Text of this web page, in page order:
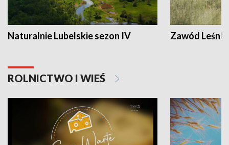
Naturalnie Lubelskie sezon IV Zawód Leśnik
ROLNICTWO I WIEŚ